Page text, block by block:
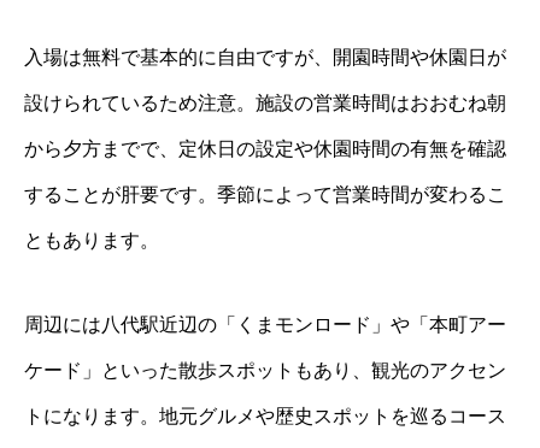
入場は無料で基本的に自由ですが、開園時間や休園日が
設けられているため注意。施設の営業時間はおおむね朝
から夕方までで、定休日の設定や休園時間の有無を確認
することが肝要です。季節によって営業時間が変わるこ
ともあります。
周辺には八代駅近辺の「くまモンロード」や「本町アー
ケード」といった散歩スポットもあり、観光のアクセン
トになります。地元グルメや歴史スポットを巡るコース